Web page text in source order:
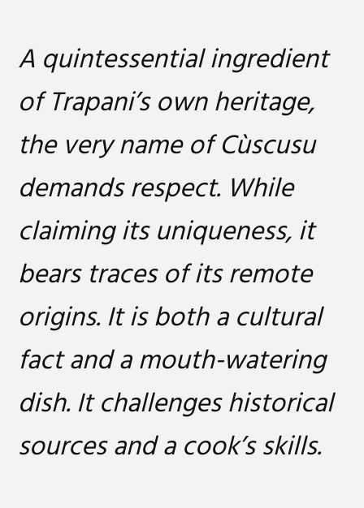
A quintessential ingredient
of Trapani’s own heritage,
the very name of Cùscusu
demands respect. While
claiming its uniqueness, it
bears traces of its remote
origins. It is both a cultural
fact and a mouth-watering
dish. It challenges historical
sources and a cook’s skills.